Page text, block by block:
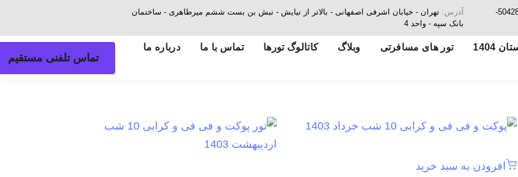
5042843-
آدرس: تهران - خیابان اشرفی اصفهانی - بالاتر از نیایش - نبش بن بست ششم میرطاهری - ساختمان
بانک سپه - واحد 4
1404 تور های مسافرتی وبلاگ کاتالوگ تورها تماس با ما درباره ما
تماس تلفنی مستقیم
افزودن به سبد خرید